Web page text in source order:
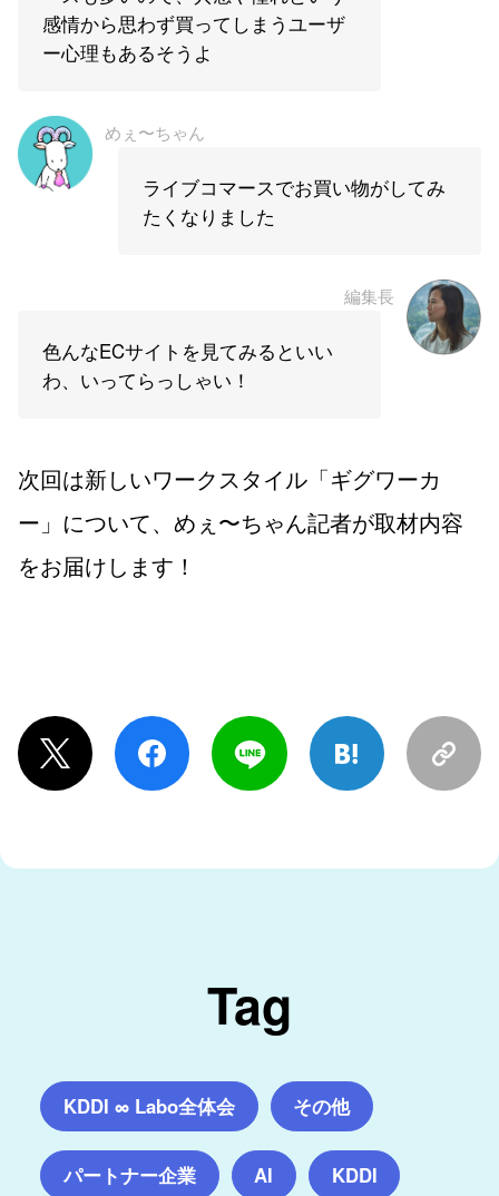
感情から思わず買ってしまうユーザ
ー心理もあるそうよ
めぇ〜ちゃん
ライブコマースでお買い物がしてみ
たくなりました
編集長
色んなECサイトを見てみるといい
わ、いってらっしゃい！
次回は新しいワークスタイル「ギグワーカ
ー」について、めぇ〜ちゃん記者が取材内容
をお届けします！
Tag
KDDI ∞ Labo全体会 その他
パートナー企業 AI KDDI